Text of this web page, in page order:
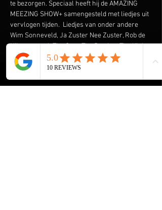
te bezorgen. Speciaal heeft hij de AMAZING
MEEZING SHOW+ samengesteld met liedjes uit
vervlogen tijden.  Liedjes van onder andere
Wim Sonneveld, Ja Zuster Nee Zuster, Rob de
Nijs maar ook The Cats, The Beatles, The Kinks
en vele anderen komen voorbij. En we gaan de
Rock & Roll niet vergeten met Elvis Presley,
The Everly Brothers, Roy Orbison en Bill
Haley. Klik hier voor een aantal filmpjes.